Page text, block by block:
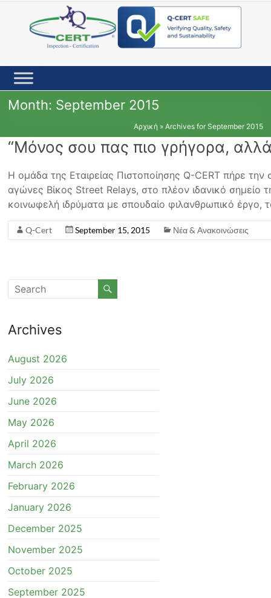
content
Month: September 2015
Αρχική » Archives for September 2015
“Μόνος σου πας πιο γρήγορα,
Η ομάδα της Εταιρείας Πιστοποίησης Q-CERT πήρε
αγώνες Βίκος Street Relays, στο πλέον ιδανικό σημείο
κοινωφελή ιδρύματα με σπουδαίο φιλανθρωπικό έργο,
Q-Cert September 15, 2015 Νέα & Ανακοινώσεις
Archives
August 2026
July 2026
June 2026
May 2026
April 2026
March 2026
February 2026
January 2026
December 2025
November 2025
October 2025
September 2025